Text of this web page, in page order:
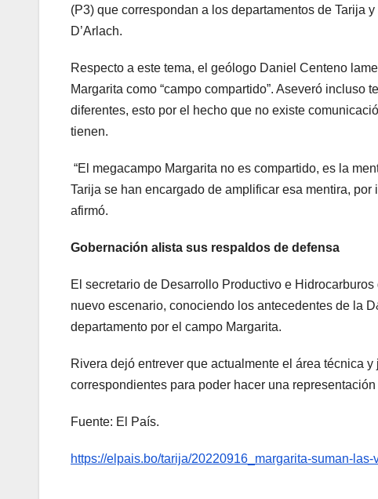
(P3) que correspondan a los departamentos de Tarija
D’Arlach.
Respecto a este tema, el geólogo Daniel Centeno
Margarita como “campo compartido”. Aseveró
diferentes, esto por el hecho que no existe
tienen.
“El megacampo Margarita no es compartido, es la
Tarija se han encargado de amplificar esa mentira,
afirmó.
Gobernación alista sus respaldos de defensa
El secretario de Desarrollo Productivo e
nuevo escenario, conociendo los antecedentes de la
departamento por el campo Margarita.
Rivera dejó entrever que actualmente el área técnica
correspondientes para poder hacer una
Fuente: El País.
https://elpais.bo/tarija/20220916_margarita-suman-